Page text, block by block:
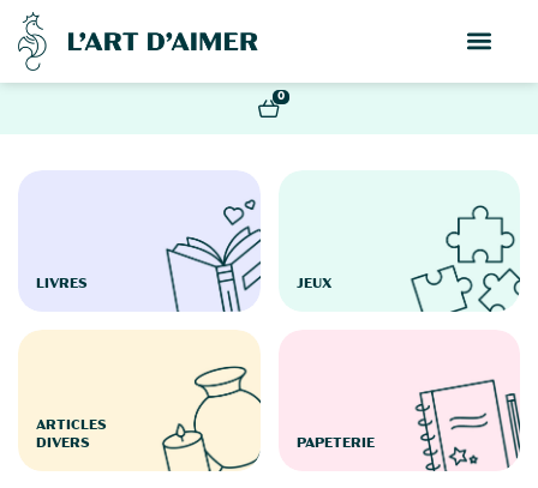
0
LIVRES JEUX
ARTICLES
DIVERS
PAPETERIE